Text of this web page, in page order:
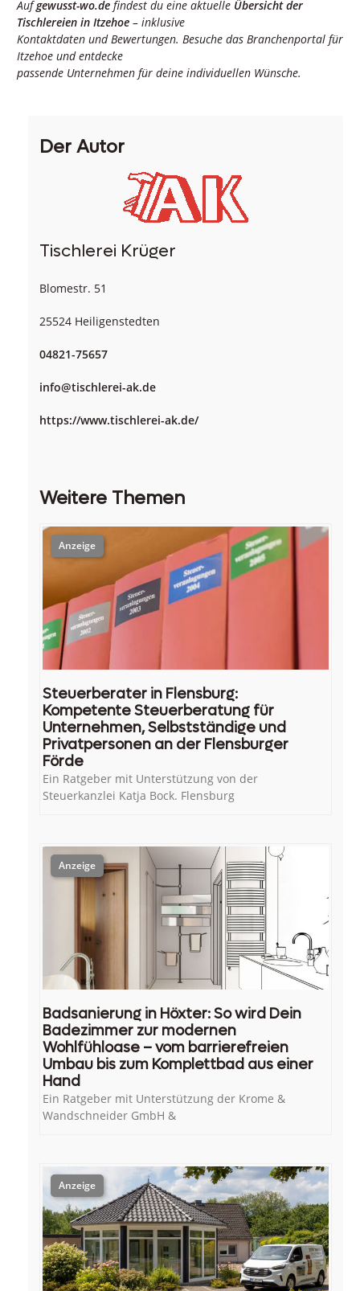
Aufgewusst-wo.de findest du eine aktuelle Übersicht der
Tischlereien in Itzehoe – inklusive
Kontaktdaten und Bewertungen. Besuche das Branchenportal für
Itzehoe und entdecke
passende Unternehmen für deine individuellen Wünsche.
Der Autor
Tischlerei Krüger
Blomestr. 51
25524 Heiligenstedten
04821-75657
info@tischlerei-ak.de
https://www.tischlerei-ak.de/
Weitere Themen
Steuerberater in Flensburg:
Kompetente Steuerberatung für
Unternehmen, Selbstständige und
Privatpersonen an der Flensburger
Förde
Ein Ratgeber mit Unterstützung von der
Steuerkanzlei Katja Bock. Flensburg
Badsanierung in Höxter: So wird Dein
Badezimmer zur modernen
Wohlfühloase – vom barrierefreien
Umbau bis zum Komplettbad aus einer
Hand
Ein Ratgeber mit Unterstützung der Krome &
Wandschneider GmbH &